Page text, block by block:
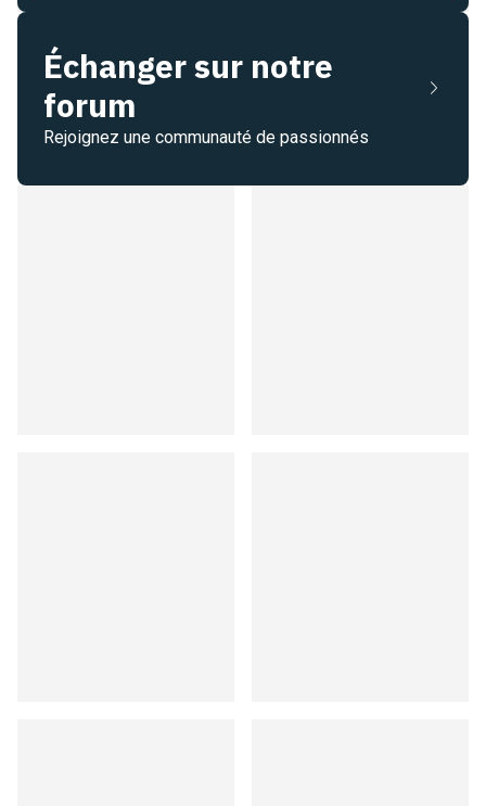
Échanger sur notre
forum
Rejoignez une communauté de passionnés